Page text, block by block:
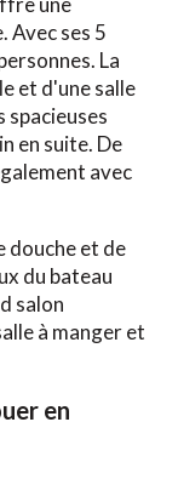
Avec ses 5
La
et d'une salle
spacieuses
en suite. De
avec
douche et de
du bateau
salon
à manger et
en